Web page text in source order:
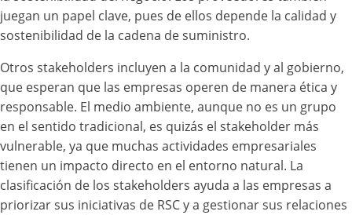
juegan un papel clave, pues de ellos depende la calidad y
sostenibilidad de la cadena de suministro.
Otros stakeholders incluyen a la comunidad y al gobierno,
que esperan que las empresas operen de manera ética y
responsable. El medio ambiente, aunque no es un grupo
en el sentido tradicional, es quizás el stakeholder más
vulnerable, ya que muchas actividades empresariales
tienen un impacto directo en el entorno natural. La
clasificación de los stakeholders ayuda a las empresas a
priorizar sus iniciativas de RSC y a gestionar sus relaciones